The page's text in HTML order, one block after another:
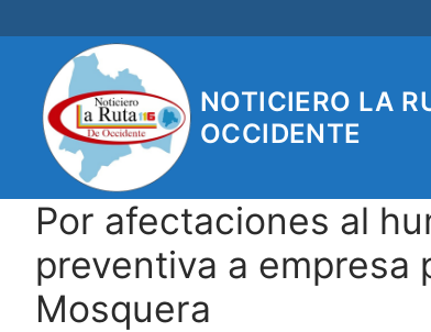
al
contenido
NOTICIERO LA
OCCIDENTE
Por afectaciones al
preventiva a empresa
Mosquera